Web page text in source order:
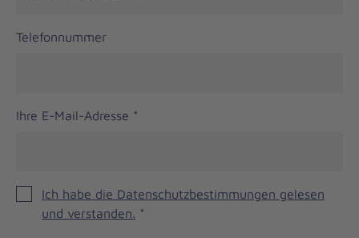
Telefonnummer
Ihre E-Mail-Adresse *
Ich habe die Datenschutzbestimmungen gelesen
und verstanden. *